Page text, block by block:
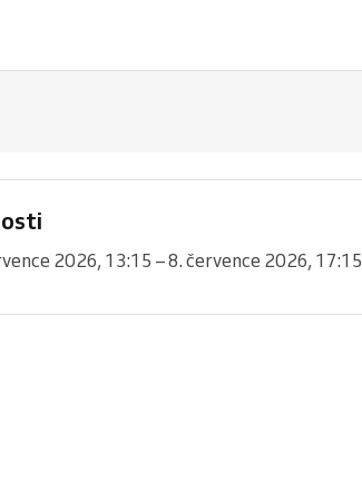
2026, 13:15 – 8. července 2026, 17:15